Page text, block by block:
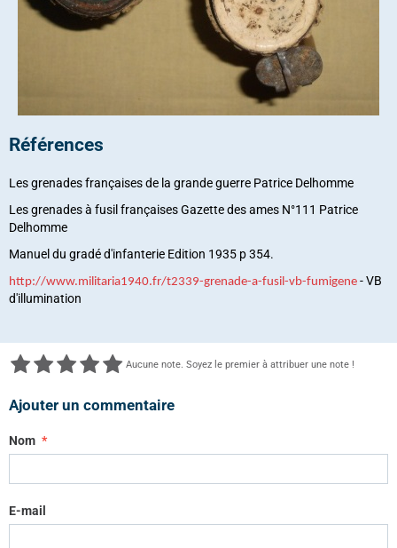
Références
Les grenades françaises de la grande guerre Patrice Delhomme
Les grenades à fusil françaises Gazette des ames N°111 Patrice
Delhomme
Manuel du gradé d'infanterie Edition 1935 p 354.
http://www.militaria1940.fr/t2339-grenade-a-fusil-vb-fumigene - VB
d'illumination
Aucune note. Soyez le premier à attribuer une note !
Ajouter un commentaire
Nom
E-mail